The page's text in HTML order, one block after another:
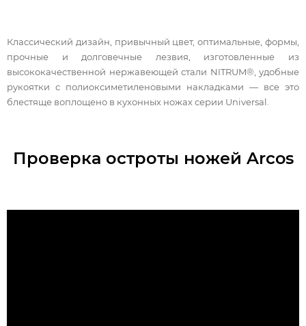
Классический дизайн, привычный цвет, оптимальные, формы,
прочные и долговечные лезвия, изготовленные из
высококачественной нержавеющей стали NITRUM®, удобные
рукоятки с полиоксиметиленовыми накладками — все это
блестяще воплощено в кухонных ножах серии Universal.
Проверка остроты ножей Arcos